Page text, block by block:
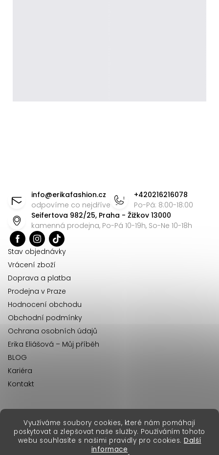
Využíváme soubory cookies, které nám pomáhají
poskytovat a zlepšovat naše služby. Používáním tohoto
webu souhlasíte s našimi pravidly pro cookies. Další
informace
info@erikafashion.cz
odpovíme co nejdříve
+420216216078
Po-Pá: 8:00-18:00
Seifertova 982/25, Praha - Žižkov 13000
kamenná prodejna, Po-Pá 10-19h, So-Ne 10-18h
Stav objednávky
Vrácení zboží
Doprava a platba
Prodejna v Praze
Hodnocení obchodu
Obchodní podmínky
Ochrana osobních údajů
Erika Eliášová – Můj příběh
BLOG
Kariéra
Kontakt
Vytvořil Shoptet Premium
Copyright 2026Erika Fashion. Všechna práva vyhrazena.
erikafashion.sk